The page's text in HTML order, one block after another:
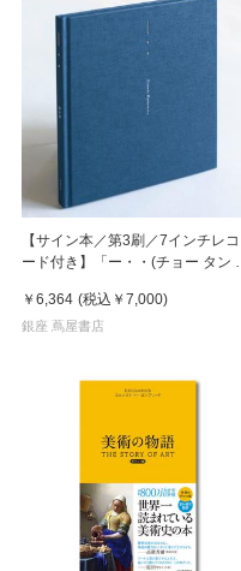
【サイン本／第3刷／7インチレコ
ード付き】「ー・・(チョー タン タ
￥6,364 (税込 ￥7,000)
銀座 蔦屋書店